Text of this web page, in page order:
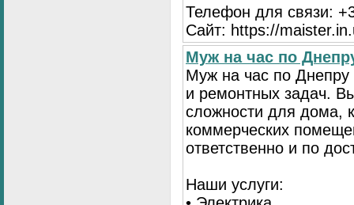
Телефон для связи:
Сайт: https://
Муж на час по
Муж на час по
и ремонтных задач.
сложности для дома,
коммерческих
ответственно и по
Наши услуги: